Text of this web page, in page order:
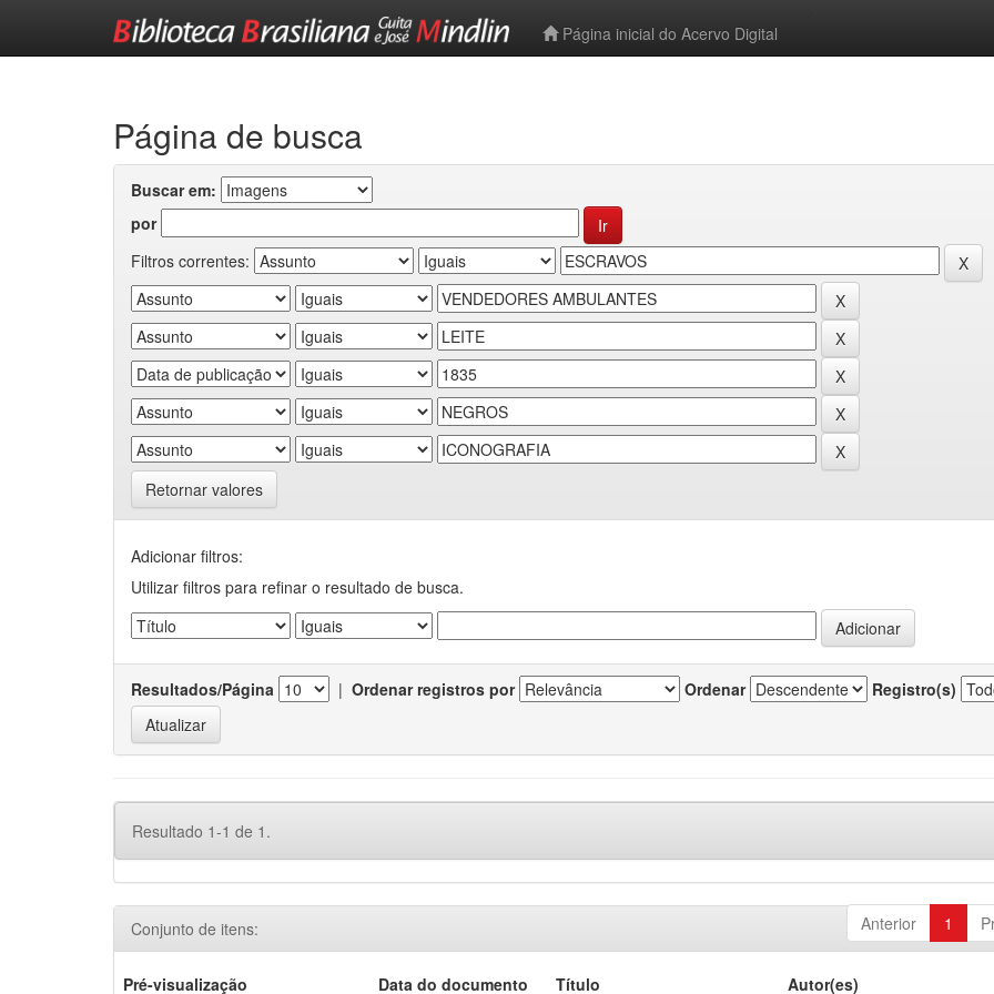
Página inicial do Acervo Digital
Página de busca
Buscar em:
por
Filtros correntes:
Retornar valores
Adicionar filtros:
Utilizar filtros para refinar o resultado de busca.
Resultados/Página | Ordenar registros por Ordenar Registro(s)
Resultado 1-1 de 1.
Anterior 1
Conjunto de itens:
Pré-visualização Data do documento Título Autor(es)